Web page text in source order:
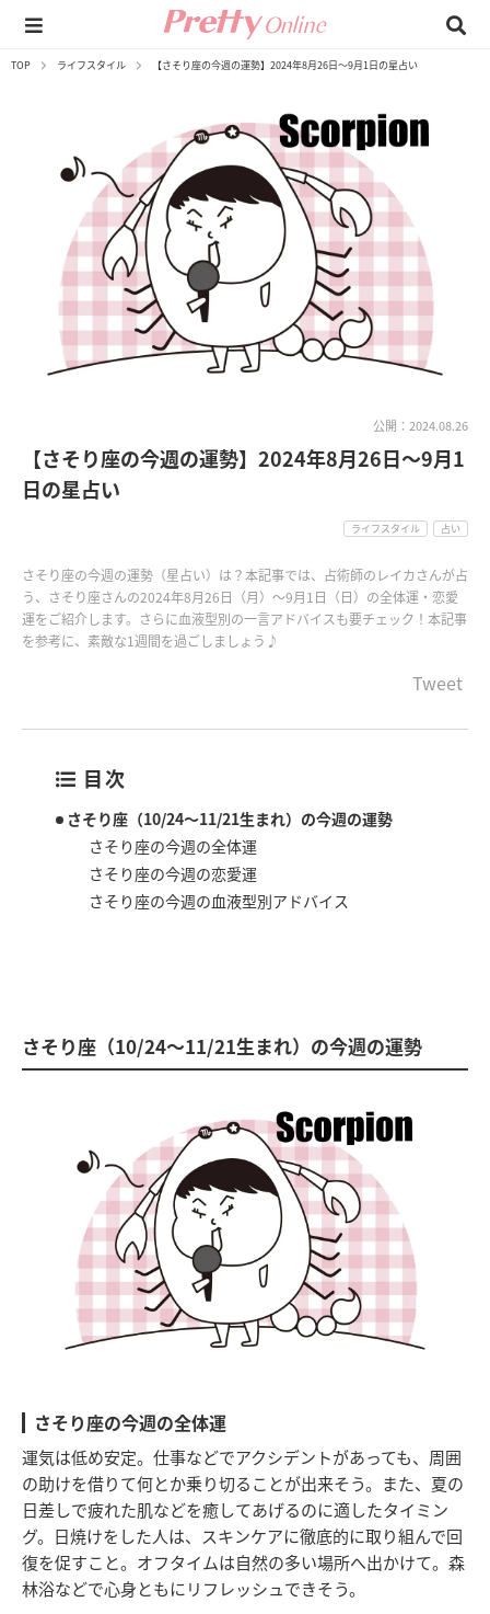
TOP ライフスタイル 【さそり座の今週の運勢】2024年8月26日～9月1日の星占い
公開：2024.08.26
【さそり座の今週の運勢】2024年8月26日～9月1
日の星占い
ライフスタイル 占い
さそり座の今週の運勢（星占い）は？本記事では、占術師のレイカさんが占
う、さそり座さんの2024年8月26日（月）〜9月1日（日）の全体運・恋愛
運をご紹介します。さらに血液型別の一言アドバイスも要チェック！本記事
を参考に、素敵な1週間を過ごしましょう♪
Tweet
目次
さそり座（10/24～11/21生まれ）の今週の運勢
さそり座の今週の全体運
さそり座の今週の恋愛運
さそり座の今週の血液型別アドバイス
さそり座（10/24～11/21生まれ）の今週の運勢
さそり座の今週の全体運
運気は低め安定。仕事などでアクシデントがあっても、周囲
の助けを借りて何とか乗り切ることが出来そう。また、夏の
日差しで疲れた肌などを癒してあげるのに適したタイミン
グ。日焼けをした人は、スキンケアに徹底的に取り組んで回
復を促すこと。オフタイムは自然の多い場所へ出かけて。森
林浴などで心身ともにリフレッシュできそう。